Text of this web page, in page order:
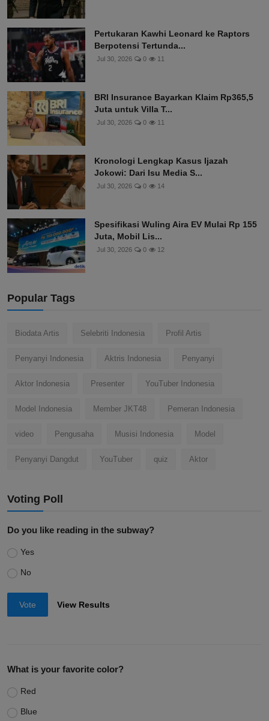
Pertukaran Kawhi Leonard ke Raptors
Berpotensi Tertunda...
Jul 30, 2026 0 11
BRI Insurance Bayarkan Klaim Rp365,5
Juta untuk Villa T...
Jul 30, 2026 0 11
Kronologi Lengkap Kasus Ijazah
Jokowi: Dari Isu Media S...
Jul 30, 2026 0 14
Spesifikasi Wuling Aira EV Mulai Rp 155
Juta, Mobil Lis...
Jul 30, 2026 0 12
Popular Tags
Biodata Artis Selebriti Indonesia Profil Artis
Penyanyi Indonesia Aktris Indonesia Penyanyi
Aktor Indonesia Presenter YouTuber Indonesia
Model Indonesia Member JKT48 Pemeran Indonesia
video Pengusaha Musisi Indonesia Model
Penyanyi Dangdut YouTuber quiz Aktor
Voting Poll
Do you like reading in the subway?
Yes
No
Vote View Results
What is your favorite color?
Red
Blue